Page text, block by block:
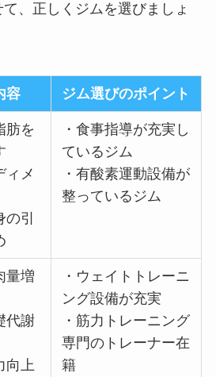
、正しくジムを選びましょ
容 ジム選びのポイント
肪を
ィメ
の引
・食事指導が充実し
ているジム
・有酸素運動設備が
整っているジム
量増
代謝
向上
・ウェイトトレーニ
ング設備が充実
・筋力トレーニング
専門のトレーナー在
籍